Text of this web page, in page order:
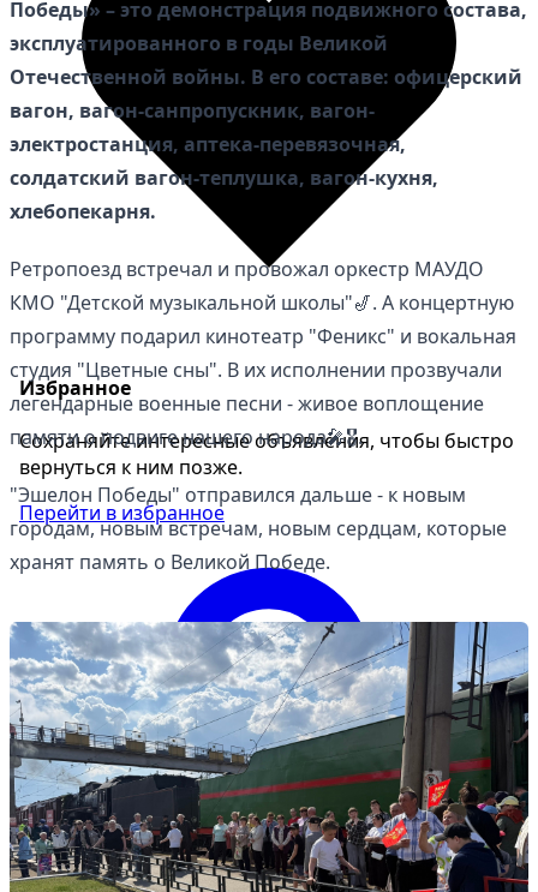
Избранное
Сохраняйте интересные объявления, чтобы быстро
вернуться к ним позже.
Перейти в избранное
Победы» – это демонстрация подвижного состава,
эксплуатированного в годы Великой
Отечественной войны. В его составе: офицерский
вагон, вагон-санпропускник, вагон-
электростанция, аптека-перевязочная,
солдатский вагон-теплушка, вагон-кухня,
хлебопекарня.
Ретропоезд встречал и провожал оркестр МАУДО
КМО "Детской музыкальной школы"🎷. А концертную
программу подарил кинотеатр "Феникс" и вокальная
студия "Цветные сны". В их исполнении прозвучали
легендарные военные песни - живое воплощение
памяти о подвиге нашего народа🎤🎖️.
"Эшелон Победы" отправился дальше - к новым
городам, новым встречам, новым сердцам, которые
хранят память о Великой Победе.